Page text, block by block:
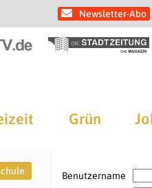
Newsletter-Abo
Grün
Benutzername